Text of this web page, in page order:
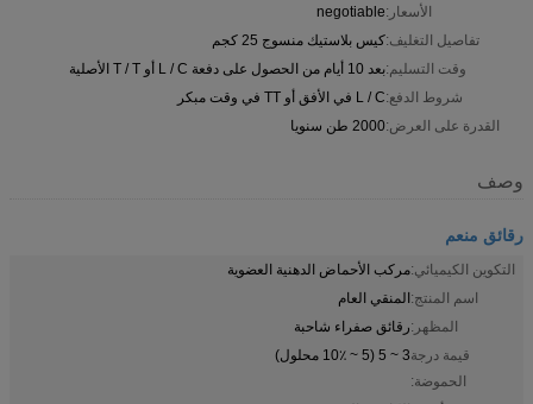
الأسعار:negotiable
تفاصيل التغليف:كيس بلاستيك منسوج 25 كجم
وقت التسليم:بعد 10 أيام من الحصول على دفعة L / C أو T / T الأصلية
شروط الدفع:L / C في الأفق أو TT في وقت مبكر
القدرة على العرض:2000 طن سنويا
وصف
رقائق منعم
التكوين الكيميائي:مركب الأحماض الدهنية العضوية
اسم المنتج:المنقي العام
المظهر:رقائق صفراء شاحبة
قيمة درجة
الحموضة:
3 ~ 5 (5 ~ 10٪ محلول)